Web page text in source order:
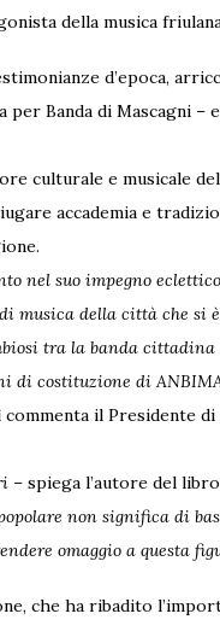
della musica
d’epoca,
per Banda di Mascagni –
culturale e musicale
accademia e
nel suo impegno
della città che si
tra la banda
di costituzione di
commenta il Presidente di
– spiega l’autore del
non significa di
omaggio a questa
che ha ribadito